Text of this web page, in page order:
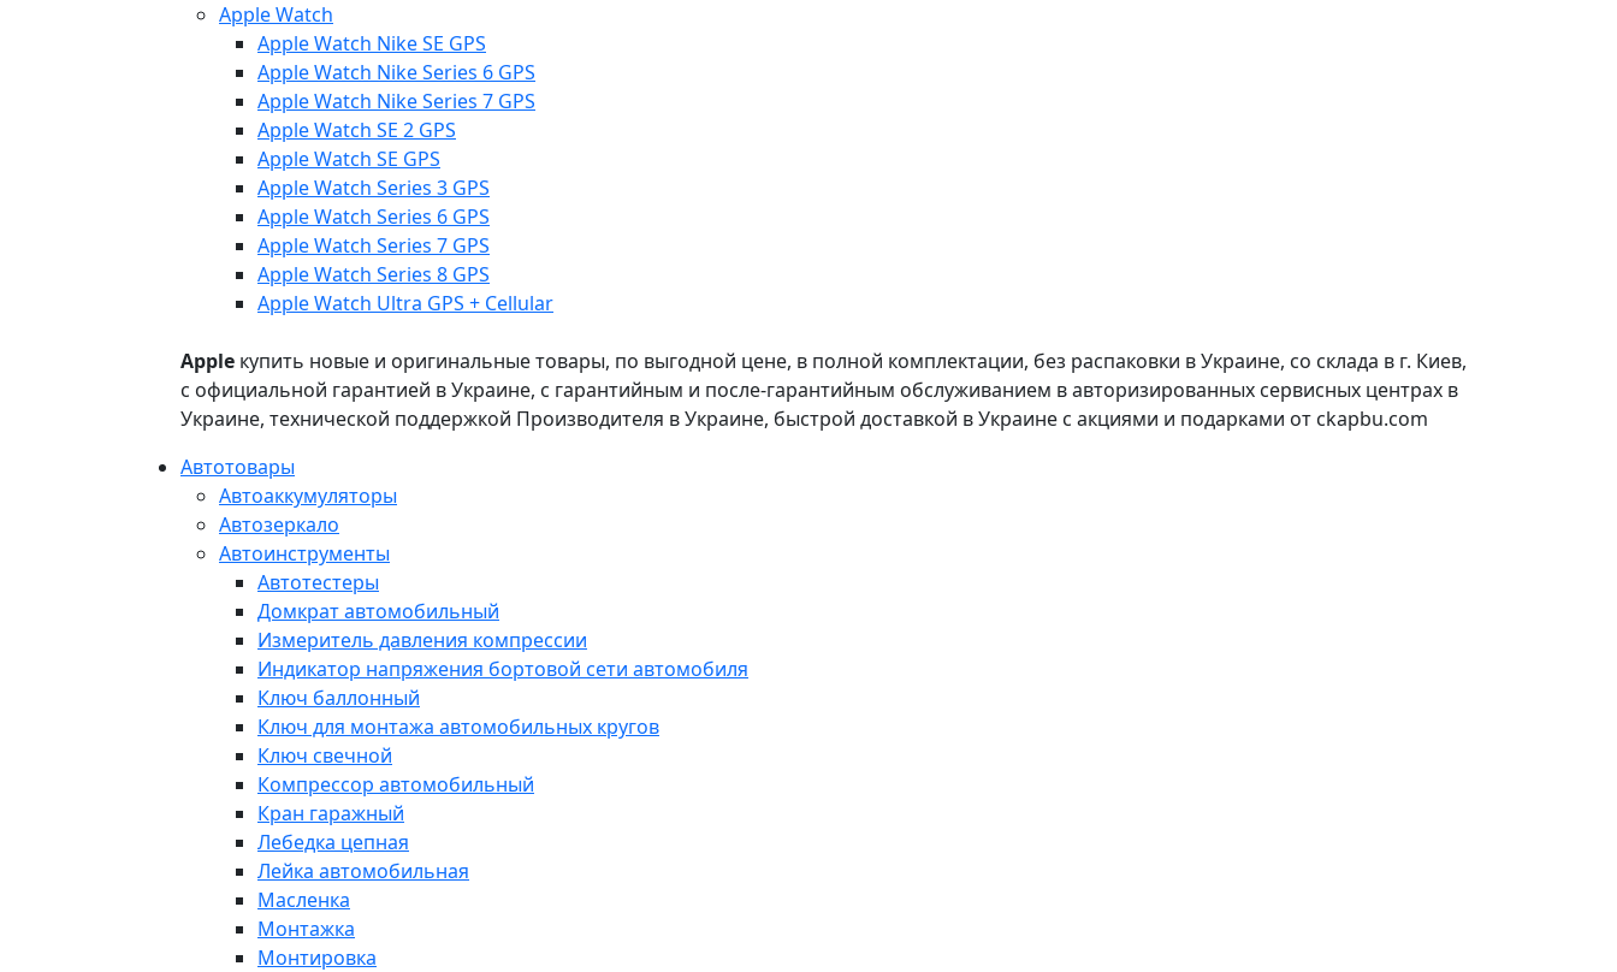
Apple Watch
Apple Watch Nike SE GPS
Apple Watch Nike Series 6 GPS
Apple Watch Nike Series 7 GPS
Apple Watch SE 2 GPS
Apple Watch SE GPS
Apple Watch Series 3 GPS
Apple Watch Series 6 GPS
Apple Watch Series 7 GPS
Apple Watch Series 8 GPS
Apple Watch Ultra GPS + Cellular
Apple купить новые и оригинальные товары, по выгодной цене, в полной комплектации, без распаковки в Украине, со склада в г. Киев,
с официальной гарантией в Украине, с гарантийным и после-гарантийным обслуживанием в авторизированных сервисных центрах в
Украине, технической поддержкой Производителя в Украине, быстрой доставкой в Украине с акциями и подарками от ckapbu.com
Автотовары
Автоаккумуляторы
Автозеркало
Автоинструменты
Автотестеры
Домкрат автомобильный
Измеритель давления компрессии
Индикатор напряжения бортовой сети автомобиля
Ключ баллонный
Ключ для монтажа автомобильных кругов
Ключ свечной
Компрессор автомобильный
Кран гаражный
Лебедка цепная
Лейка автомобильная
Масленка
Монтажка
Монтировка